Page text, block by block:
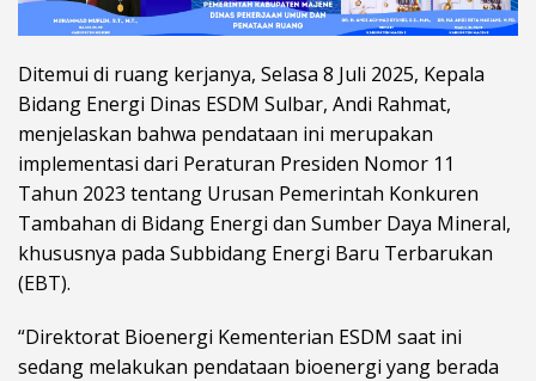
Ditemui di ruang kerjanya, Selasa 8 Juli 2025, Kepala
Bidang Energi Dinas ESDM Sulbar, Andi Rahmat,
menjelaskan bahwa pendataan ini merupakan
implementasi dari Peraturan Presiden Nomor 11
Tahun 2023 tentang Urusan Pemerintah Konkuren
Tambahan di Bidang Energi dan Sumber Daya Mineral,
khususnya pada Subbidang Energi Baru Terbarukan
(EBT).
“Direktorat Bioenergi Kementerian ESDM saat ini
sedang melakukan pendataan bioenergi yang berada